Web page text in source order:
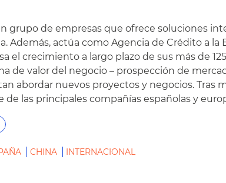
grupo de empresas que ofrece soluciones
Además, actúa como Agencia de Crédito a
el crecimiento a largo plazo de sus más de
de valor del negocio – prospección de
abordar nuevos proyectos y negocios. Tras
de las principales compañías españolas y
CHINA INTERNACIONAL